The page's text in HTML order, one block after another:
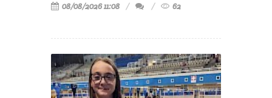
08/08/2026 11:08 62